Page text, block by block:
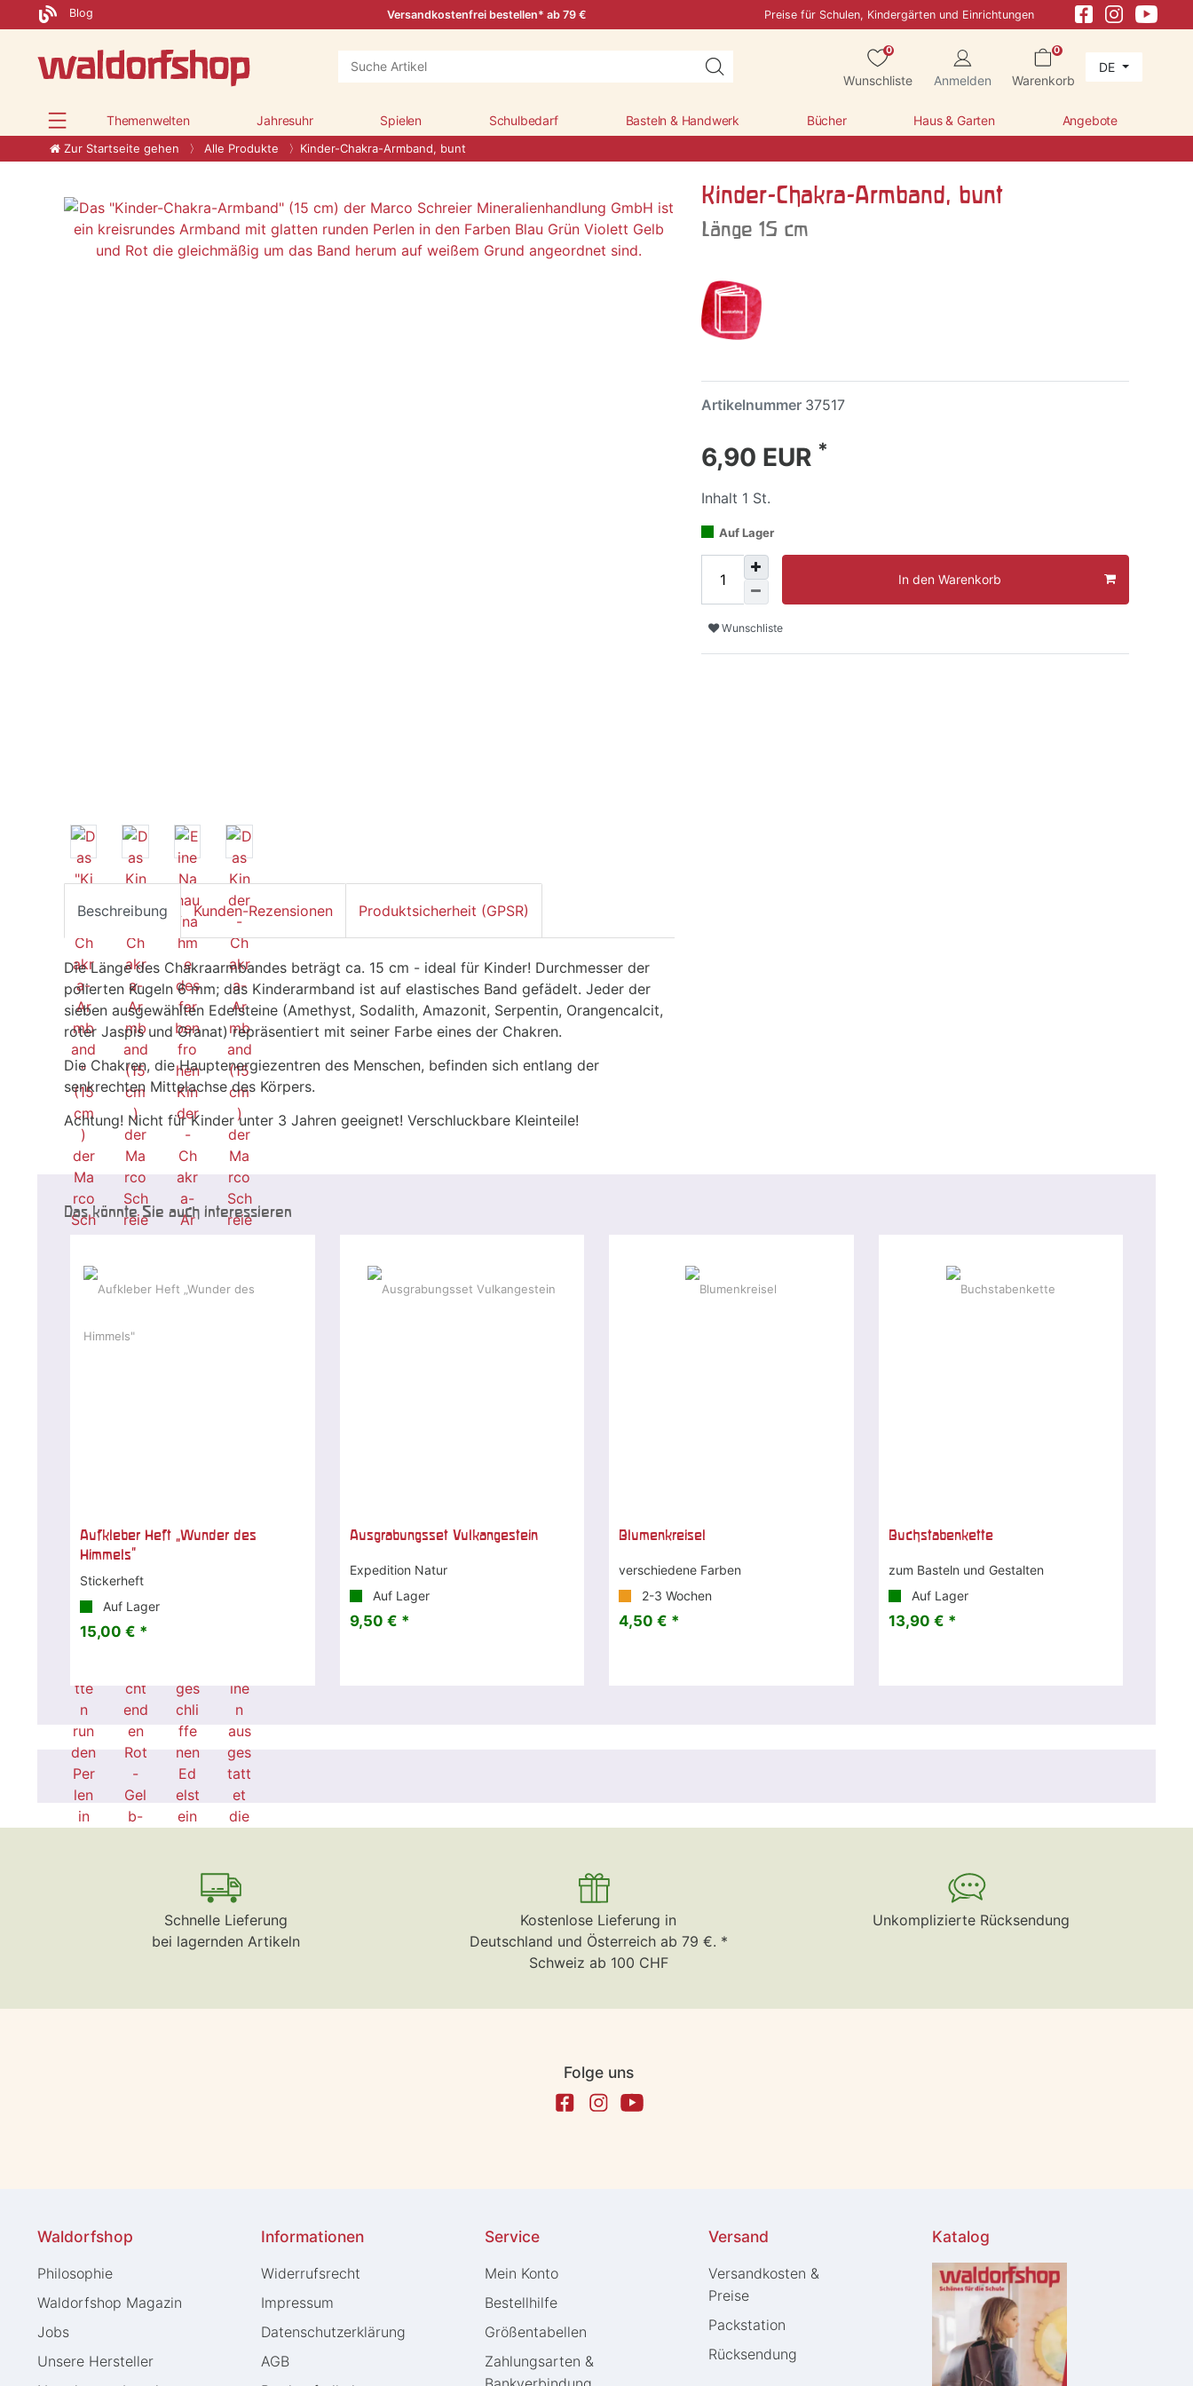
Blog Versandkostenfrei bestellen* ab 79 € Preise für Schulen, Kindergärten und Einrichtungen
0
Wunschliste Anmelden
0
Warenkorb
DE
Themenwelten Jahresuhr Spielen Schulbedarf Basteln & Handwerk Bücher Haus & Garten Angebote
Zur Startseite gehen Alle Produkte Kinder-Chakra-Armband, bunt
Kinder-Chakra-Armband, bunt
Länge 15 cm
Artikelnummer 37517
6,90 EUR *
Inhalt 1 St.
Auf Lager
In den Warenkorb
Wunschliste
Beschreibung Kunden-Rezensionen Produktsicherheit (GPSR)
Die Länge des Chakraarmbandes beträgt ca. 15 cm - ideal für Kinder! Durchmesser der
polierten Kugeln 6 mm; das Kinderarmband ist auf elastisches Band gefädelt. Jeder der
sieben ausgewählten Edelsteine (Amethyst, Sodalith, Amazonit, Serpentin, Orangencalcit,
roter Jaspis und Granat) repräsentiert mit seiner Farbe eines der Chakren.
Die Chakren, die Hauptenergiezentren des Menschen, befinden sich entlang der
senkrechten Mittelachse des Körpers.
Achtung! Nicht für Kinder unter 3 Jahren geeignet! Verschluckbare Kleinteile!
Das könnte Sie auch interessieren
Aufkleber Heft „Wunder des
Himmels"
Stickerheft
Auf Lager
15,00 € *
Ausgrabungsset Vulkangestein
Expedition Natur
Auf Lager
9,50 € *
Blumenkreisel
verschiedene Farben
2-3 Wochen
4,50 € *
Buchstabenkette
zum Basteln und Gestalten
Auf Lager
13,90 € *
Schnelle Lieferung
bei lagernden Artikeln
Kostenlose Lieferung in
Deutschland und Österreich ab 79 €. *
Schweiz ab 100 CHF
Unkomplizierte Rücksendung
Folge uns
Waldorfshop
Philosophie
Waldorfshop Magazin
Jobs
Unsere Hersteller
Informationen
Widerrufs­recht
Impressum
Daten­schutz­erklärung
AGB
Service
Mein Konto
Bestellhilfe
Größentabellen
Zahlungsarten &
Versand
Versandkosten &
Preise
Packstation
Rücksendung
Katalog